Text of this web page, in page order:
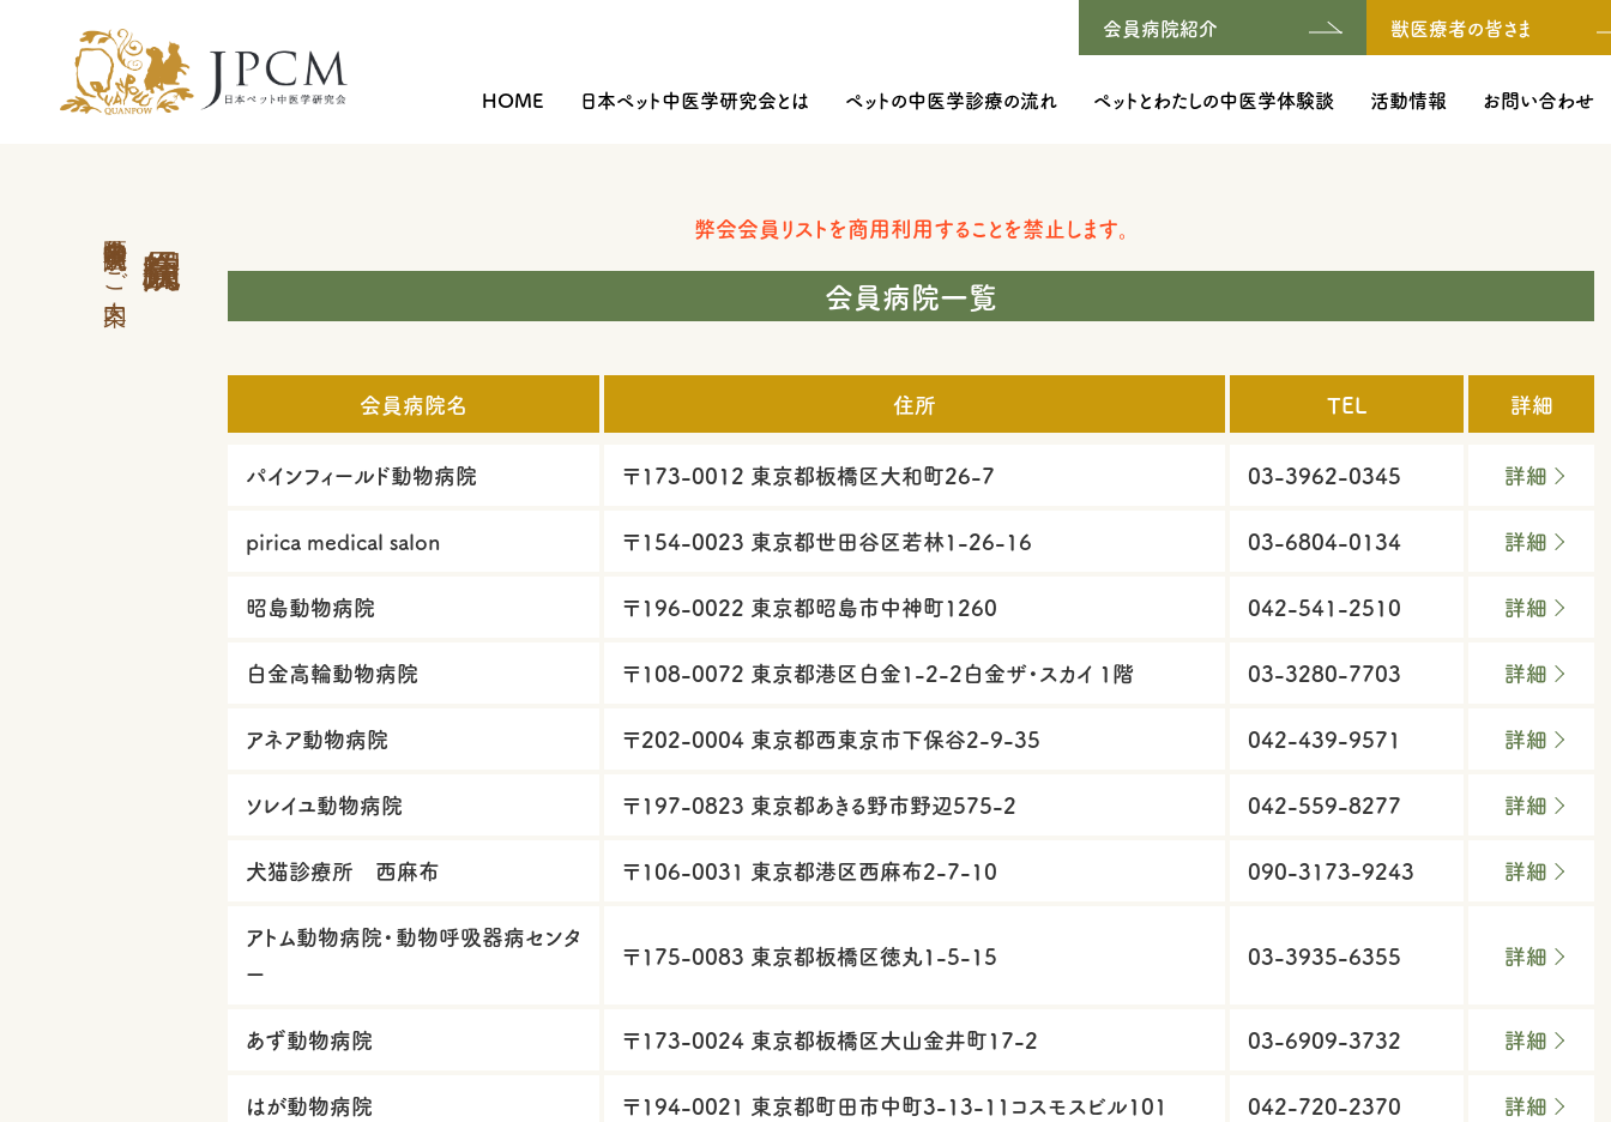
HOME 日本ペット中医学研究会とは ペットの中医学診療の流れ ペットとわたしの中医学体験談 活動情報 お問い合わせ
会員病院紹介 獣医療者の皆さま
中医学外来 会員病院のご案内 弊会会員リストを商用利用することを禁止します。
会員病院一覧
会員病院名 住所 TEL 詳細
パインフィールド動物病院 〒173-0012 東京都板橋区大和町26-7 03-3962-0345 詳細
pirica medical salon 〒154-0023 東京都世田谷区若林1-26-16 03-6804-0134 詳細
昭島動物病院 〒196-0022 東京都昭島市中神町1260 042-541-2510 詳細
白金高輪動物病院 〒108-0072 東京都港区白金1-2-2白金ザ・スカイ 1階 03-3280-7703 詳細
アネア動物病院 〒202-0004 東京都西東京市下保谷2-9-35 042-439-9571 詳細
ソレイユ動物病院 〒197-0823 東京都あきる野市野辺575-2 042-559-8277 詳細
犬猫診療所 西麻布 〒106-0031 東京都港区西麻布2-7-10 090-3173-9243 詳細
アトム動物病院・動物呼吸器病センタ
ー
〒175-0083 東京都板橋区徳丸1-5-15 03-3935-6355 詳細
あず動物病院 〒173-0024 東京都板橋区大山金井町17-2 03-6909-3732 詳細
はが動物病院 〒194-0021 東京都町田市中町3-13-11コスモスビル101 042-720-2370 詳細